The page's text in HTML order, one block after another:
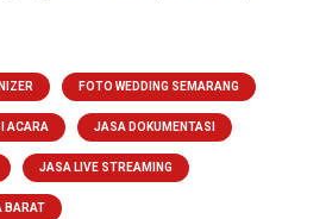
FOTO WEDDING SEMARANG
ACARA JASA DOKUMENTASI
JASA LIVE STREAMING
BARAT